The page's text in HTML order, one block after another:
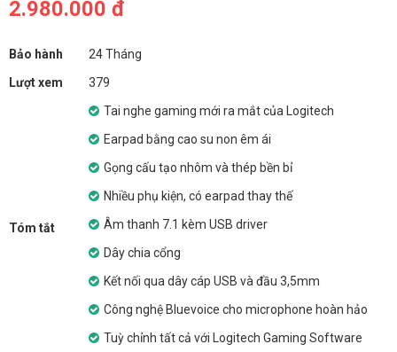
2.980.000 đ
Bảo hành
24 Tháng
Lượt xem
379
Tóm tắt
Tai nghe gaming mới ra mắt của Logitech
Earpad bằng cao su non êm ái
Gọng cấu tạo nhôm và thép bền bỉ
Nhiều phụ kiện, có earpad thay thế
Âm thanh 7.1 kèm USB driver
Dây chia cổng
Kết nối qua dây cáp USB và đầu 3,5mm
Công nghệ Bluevoice cho microphone hoàn hảo
Tuỳ chỉnh tất cả với Logitech Gaming Software